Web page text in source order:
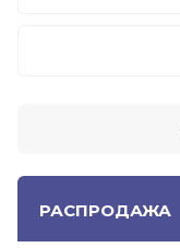
РАСПРОДАЖА